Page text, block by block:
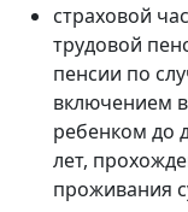
страховой
трудовой
пенсии по
включением
ребенком до
лет,
проживания